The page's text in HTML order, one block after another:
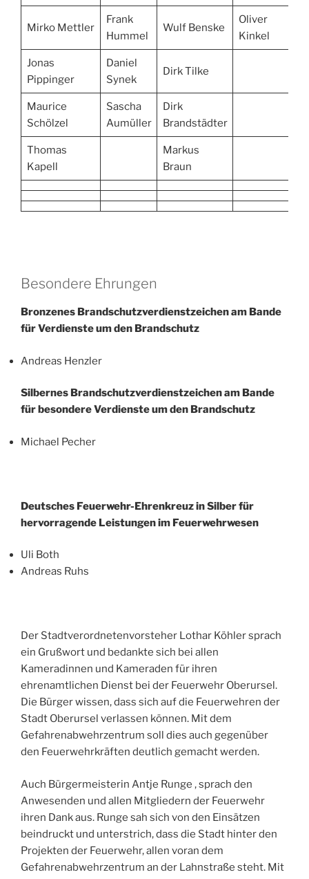
Mirko Mettler
Frank
Hummel
Wulf Benske
Oliver
Kinkel
Jonas
Pippinger
Daniel
Synek
Dirk Tilke
Maurice
Schölzel
Sascha
Aumüller
Dirk
Brandstädter
Thomas
Kapell
Markus
Braun
Besondere Ehrungen
Bronzenes Brandschutzverdienstzeichen am Bande
für Verdienste um den Brandschutz
Andreas Henzler
Silbernes Brandschutzverdienstzeichen am Bande
für besondere Verdienste um den Brandschutz
Michael Pecher
Deutsches Feuerwehr-Ehrenkreuz in Silberfür
hervorragende Leistungen im Feuerwehrwesen
Uli Both
Andreas Ruhs
Der Stadtverordnetenvorsteher Lothar Köhler sprach
ein Grußwort und bedankte sich bei allen
Kameradinnen und Kameraden für ihren
ehrenamtlichen Dienst bei der Feuerwehr Oberursel.
Die Bürger wissen, dass sich auf die Feuerwehren der
Stadt Oberursel verlassen können. Mit dem
Gefahrenabwehrzentrum soll dies auch gegenüber
den Feuerwehrkräften deutlich gemacht werden.
Auch Bürgermeisterin Antje Runge , sprach den
Anwesenden und allen Mitgliedern der Feuerwehr
ihren Dank aus. Runge sah sich von den Einsätzen
beindruckt und unterstrich, dass die Stadt hinter den
Projekten der Feuerwehr, allen voran dem
Gefahrenabwehrzentrum an der Lahnstraße steht. Mit